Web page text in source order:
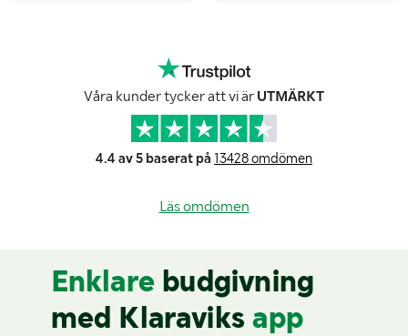
Våra kunder tycker att vi är UTMÄRKT
4.4 av 5 baserat på 13428 omdömen
Läs omdömen
Enklare budgivning
med Klaraviks app